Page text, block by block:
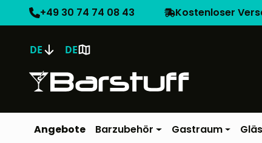
+49 30 74 74 08 43 Kostenloser
DE DE
Angebote Barzubehör Gastraum